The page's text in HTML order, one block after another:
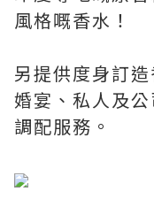
風格嘅香水！
另提供度身訂
婚宴、私人及
調配服務。